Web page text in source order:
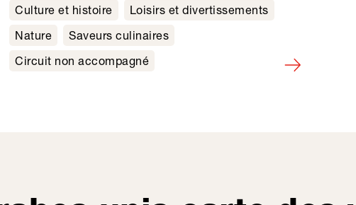
Culture et histoire
Loisirs et divertissements
Nature
Saveurs culinaires
Circuit non accompagné